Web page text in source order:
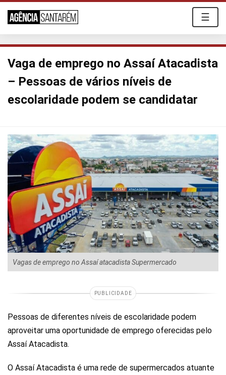
☰
Vaga de emprego no Assaí Atacadista
– Pessoas de vários níveis de
escolaridade podem se candidatar
Vagas de emprego no Assaí atacadista Supermercado
PUBLICIDADE
Pessoas de diferentes níveis de escolaridade podem
aproveitar uma oportunidade de emprego oferecidas pelo
Assaí Atacadista.
O Assaí Atacadista é uma rede de supermercados atuante